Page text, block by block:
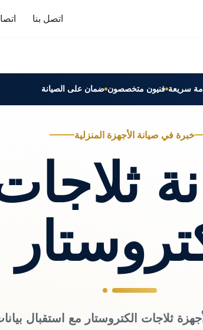
اتصل بنا
سريعة فنيون متخصصون ضمان على الصيانة
خبرة في صيانة الأجهزة المنزلية
ثلاجات الكتروستار مع استقبال